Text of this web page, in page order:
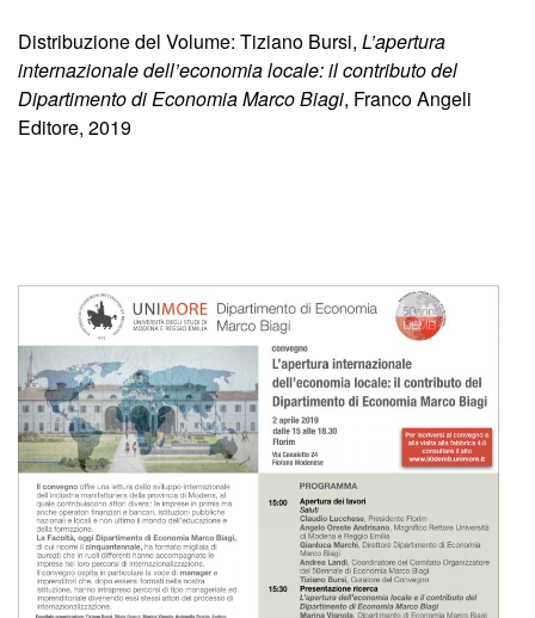
Distribuzione del Volume: Tiziano Bursi, L’apertura
internazionale dell’economia locale: il contributo del
Dipartimento di Economia Marco Biagi, Franco Angeli
Editore, 2019